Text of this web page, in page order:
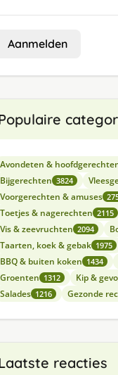
Aanmelden
Avondeten &
Bijgerechten 3824
Voorgerechten & amuses
Toetjes & nagerechten 2115
Vis & zeevruchten 2094
Taarten, koek & gebak 1975
BBQ & buiten koken 1434
Groenten 1312 Kip &
Salades 1216 Gezonde
reacties